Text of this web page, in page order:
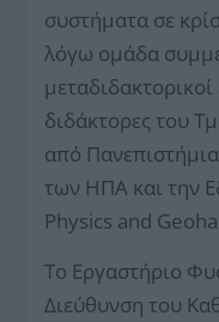
συστήματα σε
λόγω ομάδα
διδάκτορες του
από
των ΗΠΑ και την
Physics and
Το Εργαστήριο
Διεύθυνση του